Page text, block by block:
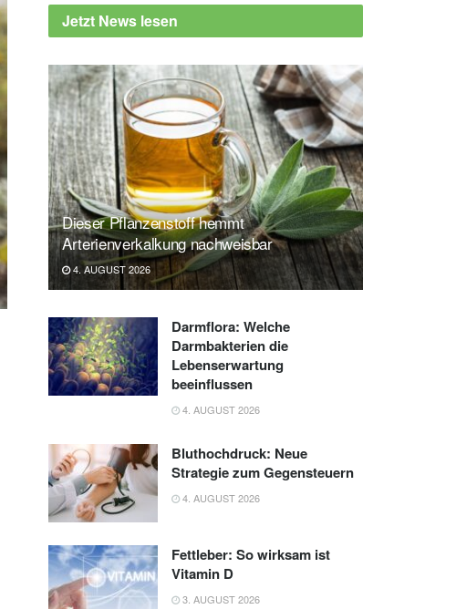
Jetzt News lesen
Dieser Pflanzenstoff hemmt
Arterienverkalkung nachweisbar
4. AUGUST 2026
Darmflora: Welche
Darmbakterien die
Lebenserwartung
beeinflussen
4. AUGUST 2026
Bluthochdruck: Neue
Strategie zum Gegensteuern
4. AUGUST 2026
Fettleber: So wirksam ist
Vitamin D
3. AUGUST 2026